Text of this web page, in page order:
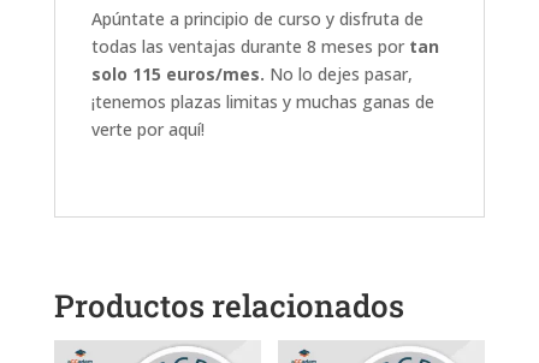
Apúntate a principio de curso y disfruta de
todas las ventajas durante 8 meses por tan
solo 115 euros/mes. No lo dejes pasar,
¡tenemos plazas limitas y muchas ganas de
verte por aquí!
Productos relacionados